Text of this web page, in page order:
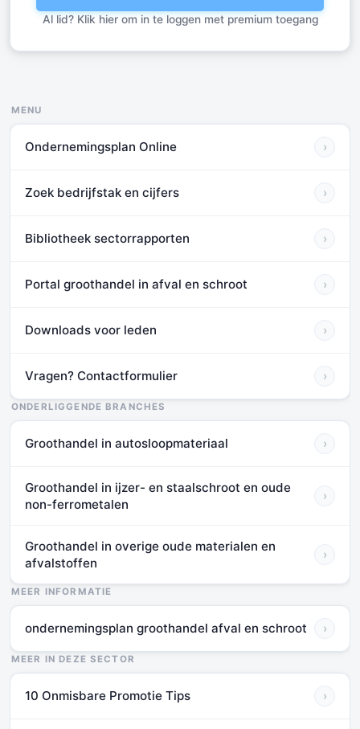
Al lid? Klik hier om in te loggen met premium toegang
MENU
Ondernemingsplan Online ›
Zoek bedrijfstak en cijfers ›
Bibliotheek sectorrapporten ›
Portal groothandel in afval en schroot ›
Downloads voor leden ›
Vragen? Contactformulier ›
ONDERLIGGENDE BRANCHES
Groothandel in autosloopmateriaal ›
Groothandel in ijzer- en staalschroot en oude
non-ferrometalen
›
Groothandel in overige oude materialen en
afvalstoffen
›
MEER INFORMATIE
ondernemingsplan groothandel afval en schroot ›
MEER IN DEZE SECTOR
10 Onmisbare Promotie Tips ›